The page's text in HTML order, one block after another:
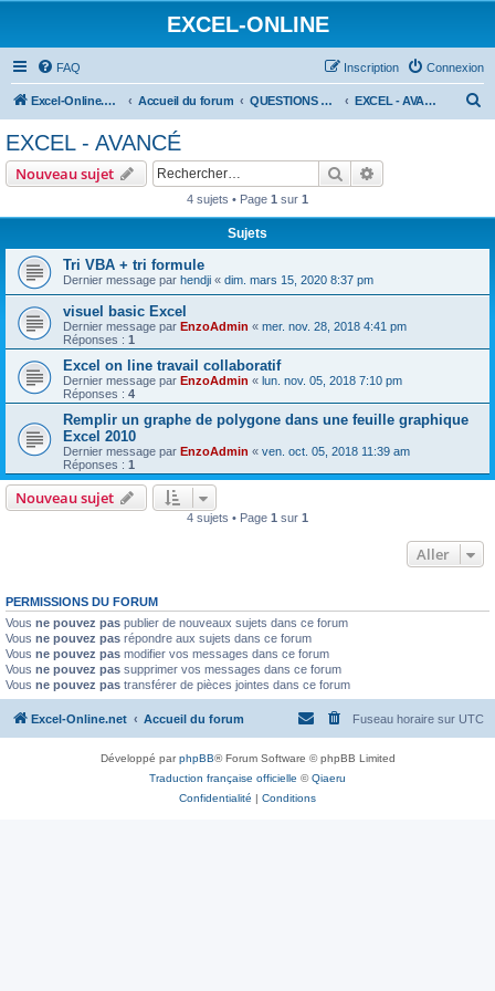
EXCEL-ONLINE
FAQ Connexion
Inscription
Excel-Online.net Accueil du forum QUESTIONS EXCEL EXCEL - AVANCÉ
EXCEL - AVANCÉ
Nouveau sujet Rechercher
4 sujets • Page 1 sur 1
Sujets
Tri VBA + tri formule
Dernier message par hendji « dim. mars 15, 2020 8:37 pm
visuel basic Excel
Dernier message par EnzoAdmin « mer. nov. 28, 2018 4:41 pm
Réponses : 1
Excel on line travail collaboratif
Dernier message par EnzoAdmin « lun. nov. 05, 2018 7:10 pm
Réponses : 4
Remplir un graphe de polygone dans une feuille graphique
Excel 2010
Dernier message par EnzoAdmin « ven. oct. 05, 2018 11:39 am
Réponses : 1
Nouveau sujet
4 sujets • Page 1 sur 1
Aller
PERMISSIONS DU FORUM
Vous ne pouvez pas publier de nouveaux sujets dans ce forum
Vous ne pouvez pas répondre aux sujets dans ce forum
Vous ne pouvez pas modifier vos messages dans ce forum
Vous ne pouvez pas supprimer vos messages dans ce forum
Vous ne pouvez pas transférer de pièces jointes dans ce forum
Excel-Online.net Accueil du forum Fuseau horaire sur UTC
Développé parphpBB® Forum Software © phpBB Limited
Traduction française officielle ©Qiaeru
Confidentialité | Conditions